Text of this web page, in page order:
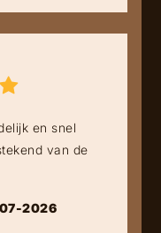
en snel
van de
2026